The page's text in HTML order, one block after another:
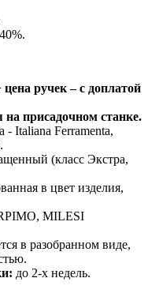
цена ручек – с доплатой
на присадочном станке.
- Italiana Ferramenta,
(класс Экстра,
в цвет изделия,
MILESI
в разобранном виде,
до 2-х недель.